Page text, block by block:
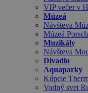
VIP večer v
Múzeá
Návšteva
Múzeá
Muzikály
Návšteva
Divadlo
Aquaparky
Kúpele
Vodný svet